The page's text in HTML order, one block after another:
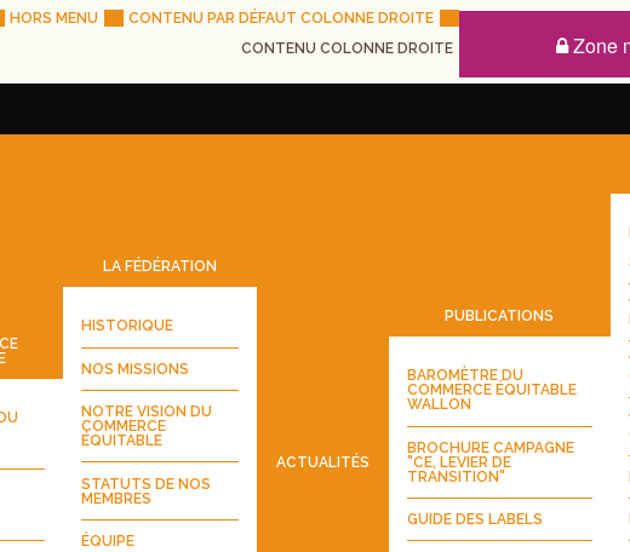
HORS MENU
CONTENU PAR DÉFAUT COLONNE DROITE
CONTENU COLONNE DROITE
Zone
LA FÉDÉRATION
HISTORIQUE
NOS MISSIONS
NOTRE VISION DU
COMMERCE
ÉQUITABLE
STATUTS DE NOS
MEMBRES
ÉQUIPE
ACTUALITÉS
PUBLICATIONS
BAROMÈTRE DU
COMMERCE ÉQUITABLE
WALLON
BROCHURE CAMPAGNE
"CE, LEVIER DE
TRANSITION"
GUIDE DES LABELS